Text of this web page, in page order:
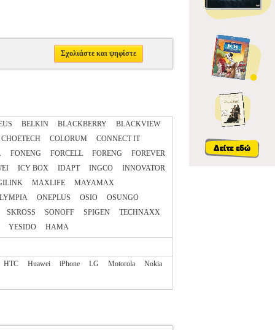
Σχολιάστε και ψηφίστε
BELKIN BLACKBERRY
BLACKVIEW
CHOETECH COLORUM
CONNECT IT
FONENG FORCELL FORENG
FOREVER
ICY BOX IDAPT INGCO
INNOVATOR
MAXLIFE
MAYAMAX
ONEPLUS OSIO
OSUNGO
SKROSS SONOFF SPIGEN
TECHNAXX
YESIDO ΗΑΜΑ
HTC Huawei iPhone LG Motorola
Nokia